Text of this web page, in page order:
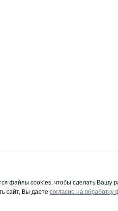
файлы cookies, чтобы сделать Вашу
сайт, Вы даете согласие на обработку